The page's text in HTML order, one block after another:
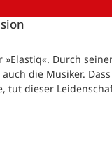
Durch
die Musiker.
tut dieser